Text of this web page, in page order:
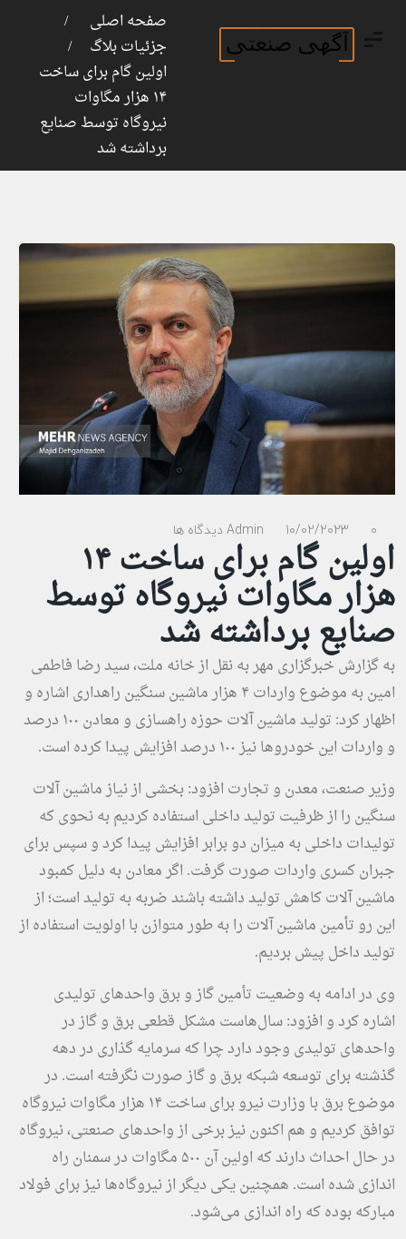
ورود
صفحه اصلی
جزئیات بلاگ
اولین گام برای ساخت
۱۴ هزار مگاوات
نیروگاه توسط صنایع
برداشته شد
Admin 10/02/2023 0 دیدگاه ها
اولین گام برای ساخت ۱۴
هزار مگاوات نیروگاه توسط
صنایع برداشته شد
به گزارش خبرگزاری مهربه نقل از خانه ملت، سید رضا فاطمی
امین به موضوع واردات ۴ هزار ماشین سنگین راهداری اشاره و
اظهار کرد: تولید ماشین آلات حوزه راهسازی و معادن ۱۰۰ درصد
و واردات این خودروها نیز ۱۰۰ درصد افزایش پیدا کرده است.
وزیر صنعت، معدن و تجارت افزود: بخشی از نیاز ماشین آلات
سنگین را از ظرفیت تولید داخلی استفاده کردیم به نحوی که
تولیدات داخلی به میزان دو برابر افزایش پیدا کرد و سپس برای
جبران کسری واردات صورت گرفت. اگر معادن به دلیل کمبود
ماشین آلات کاهش تولید داشته باشند ضربه به تولید است؛ از
این رو تأمین ماشین آلات را به طور متوازن با اولویت استفاده از
تولید داخل پیش بردیم.
وی در ادامه به وضعیت تأمین گاز و برق واحدهای تولیدی
اشاره کرد و افزود: سال‌هاست مشکل قطعی برق و گاز در
واحدهای تولیدی وجود دارد چرا که سرمایه گذاری در دهه
گذشته برای توسعه شبکه برق و گاز صورت نگرفته است. در
موضوع برق با وزارت نیرو برای ساخت ۱۴ هزار مگاوات نیروگاه
توافق کردیم و هم اکنون نیز برخی از واحدهای صنعتی، نیروگاه
در حال احداث دارند که اولین آن ۵۰۰ مگاوات در سمنان راه
اندازی شده است. همچنین یکی دیگر از نیروگاه‌ها نیز برای فولاد
مبارکه بوده که راه اندازی می‌شود.